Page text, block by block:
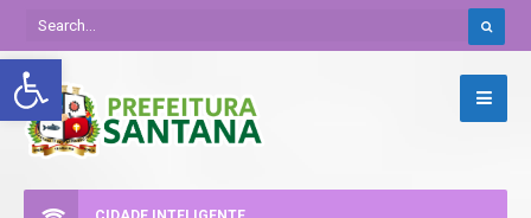
Abrir a barra de ferramentas